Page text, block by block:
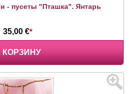
- пусеты "Пташка". Янтарь
35,00 €*
КОРЗИНУ